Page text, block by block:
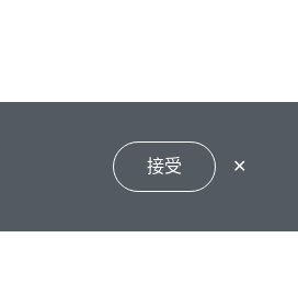
接受 ✕